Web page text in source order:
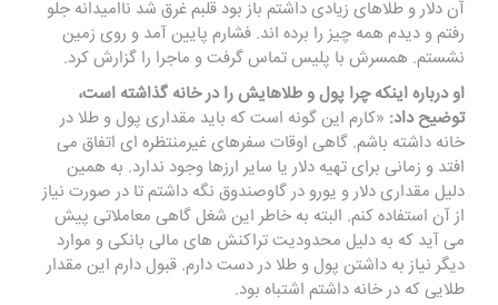
آن دلار و طلاهای زیادی داشتم باز بود قلبم غرق شد ناامیدانه جلو
رفتم و دیدم همه چیز را برده اند. فشارم پایین آمد و روی زمین
نشستم. همسرش با پلیس تماس گرفت و ماجرا را گزارش کرد.
او درباره اینکه چرا پول و طلاهایش را در خانه گذاشته است،
توضیح داد: «کارم این گونه است که باید مقداری پول و طلا در
خانه داشته باشم. گاهی اوقات سفرهای غیرمنتظره ای اتفاق می
افتد و زمانی برای تهیه دلار یا سایر ارزها وجود ندارد. به همین
دلیل مقداری دلار و یورو در گاوصندوق نگه داشتم تا در صورت نیاز
از آن استفاده کنم. البته به خاطر این شغل گاهی معاملاتی پیش
می آید که به دلیل محدودیت تراکنش های مالی بانکی و موارد
دیگر نیاز به داشتن پول و طلا در دست دارم. قبول دارم این مقدار
طلایی که در خانه داشتم اشتباه بود.